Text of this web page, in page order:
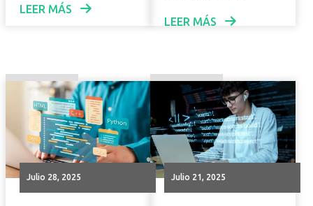
LEER MÁS
LEER MÁS
julio 28, 2025 julio 21, 2025